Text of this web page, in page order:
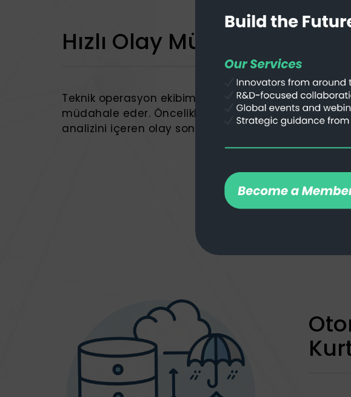
Hızlı Olay Müdahalesi ve
Teknik operasyon ekibimiz, herhangi bir sorun
müdahale eder. Öncelikli destek kanalları, ayrıntılı
analizini içeren olay sonrası raporlamalarla tam